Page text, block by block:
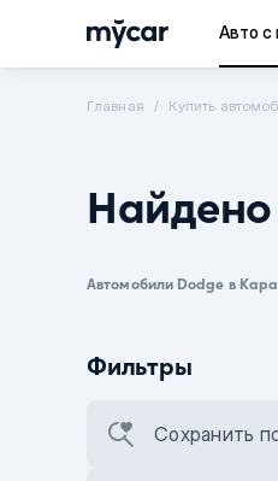
Авто с
Главная Купить
Автомобили Dodge в
Фильтры
Сохранить